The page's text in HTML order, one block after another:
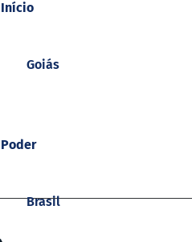
Goiás
Brasil
Início
Poder